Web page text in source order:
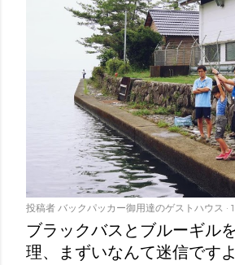
投稿者 バックパッカー御用達のゲストハウス
ブラックバスとブルーギル
理、まずいなんて迷信です